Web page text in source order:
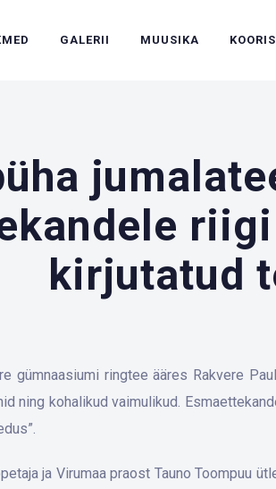
GALERII MUUSIKA
kirjutatud
gümnaasiumi ringtee ääres Rakvere
ning kohalikud vaimulikud.
ja Virumaa praost Tauno Toompuu